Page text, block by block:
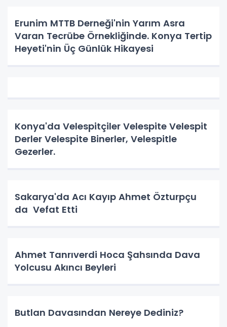
Erunim MTTB Derneği'nin Yarım Asra
Varan Tecrübe Örnekliğinde. Konya Tertip
Heyeti'nin Üç Günlük Hikayesi
Konya'da Velespitçiler Velespite Velespit
Derler Velespite Binerler, Velespitle
Gezerler.
Sakarya'da Acı Kayıp Ahmet Özturpçu
da Vefat Etti
Ahmet Tanrıverdi Hoca Şahsında Dava
Yolcusu Akıncı Beyleri
Butlan Davasından Nereye Dediniz?